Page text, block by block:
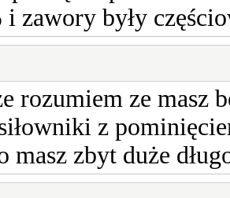
i zawory były
rozumiem ze masz
z
masz zbyt duże